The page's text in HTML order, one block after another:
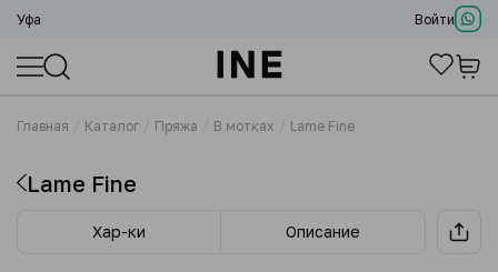
Уфа Войти
Главная Каталог Пряжа В мотках Lame Fine
Lame Fine
Хар-ки Описание